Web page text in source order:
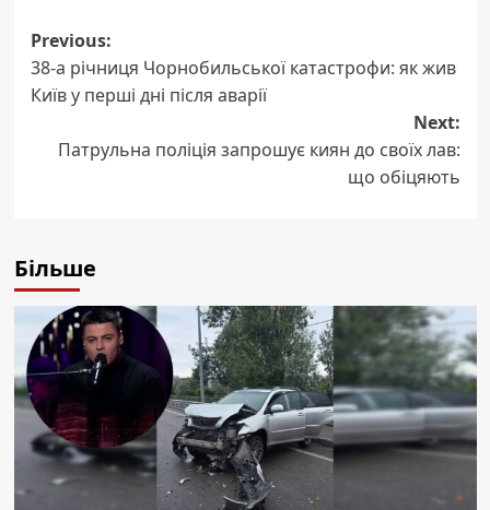
Post
navigation
Previous:
38-а річниця Чорнобильської катастрофи: як жив
Київ у перші дні після аварії
Next:
Патрульна поліція запрошує киян до своїх лав:
що обіцяють
Більше